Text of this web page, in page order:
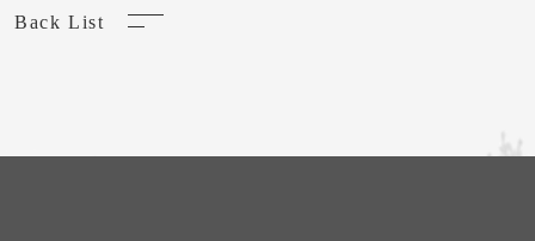
Back List